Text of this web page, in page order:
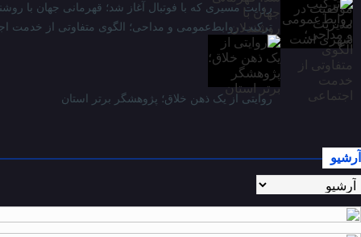
روایت مسیری که با فوتبال آغاز شد؛ قهرمانی جهان با
ترکیب روابط‌عمومی و مداحی؛ الگوی متفاوتی از خدمت
روایتی از یک ذهن خلاق؛ پژوهشگر برتر استان
آرشیو